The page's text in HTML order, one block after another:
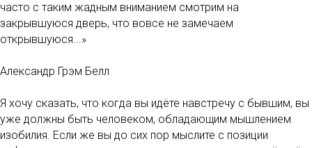
часто с таким жадным вниманием смотрим на
закрывшуюся дверь, что вовсе не замечаем
открывшуюся...»
Александр Грэм Белл
Я хочу сказать, что когда вы идёте навстречу с бывшим, вы
уже должны быть человеком, обладающим мышлением
изобилия. Если же вы до сих пор мыслите с позиции